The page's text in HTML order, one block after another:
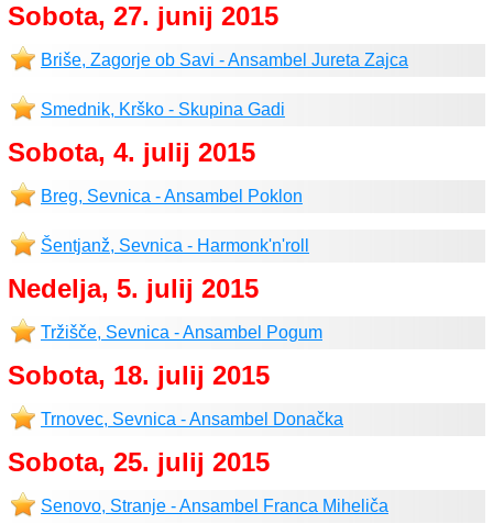
Sobota, 27. junij 2015
Briše, Zagorje ob Savi - Ansambel Jureta Zajca
Smednik, Krško - Skupina Gadi
Sobota, 4. julij 2015
Breg, Sevnica - Ansambel Poklon
Šentjanž, Sevnica - Harmonk'n'roll
Nedelja, 5. julij 2015
Tržišče, Sevnica - Ansambel Pogum
Sobota, 18. julij 2015
Trnovec, Sevnica - Ansambel Donačka
Sobota, 25. julij 2015
Senovo, Stranje - Ansambel Franca Miheliča